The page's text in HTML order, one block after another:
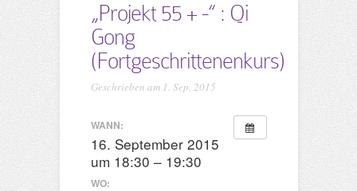
„Projekt 55 + -“ : Qi
Gong
(Fortgeschrittenenkurs)
Geschrieben am 1. Sep. 2015
WANN:
16. September 2015
um 18:30 – 19:30
WO: